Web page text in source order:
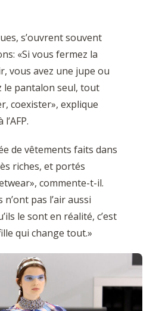
s’ouvrent souvent
«Si vous fermez la
vous avez une jupe ou
le pantalon seul, tout
coexister», explique
de vêtements faits dans
riches, et portés
commente-t-il.
n’ont pas l’air aussi
le sont en réalité, c’est
qui change tout.»